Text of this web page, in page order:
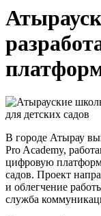
В городе Атырау
Pro Academy,
цифровую
садов. Проект
и облегчение
служба